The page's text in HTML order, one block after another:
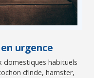
urgence
domestiques habituels
d’inde, hamster,